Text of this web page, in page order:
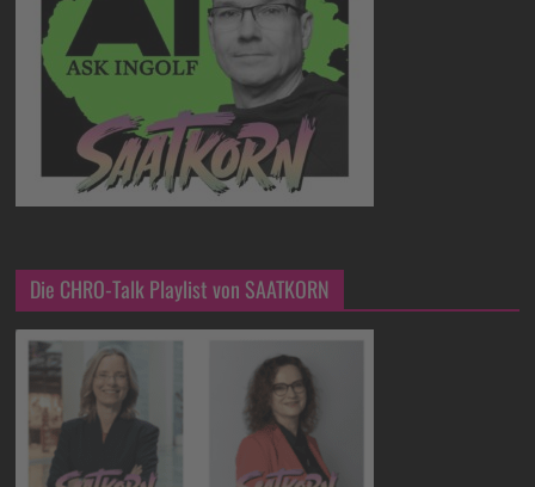
Die CHRO-Talk Playlist von SAATKORN